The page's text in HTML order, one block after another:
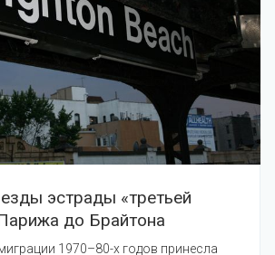
эстрады «третьей
до Брайтона
1970–80-х годов принесла